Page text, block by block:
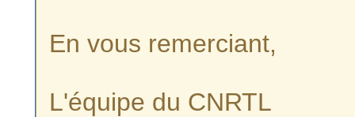
En vous remerciant,
L'équipe du CNRTL